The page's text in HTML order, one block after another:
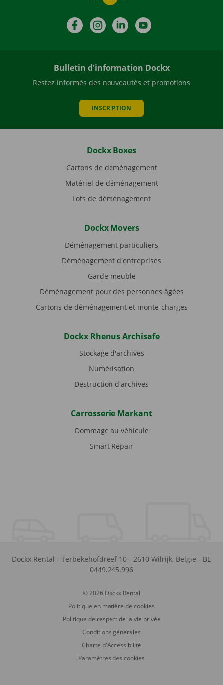
FacebookInstagramLinkedIn
Bulletin d'information Dockx
Restez informés des nouveautés et promotions
INSCRIPTION
Dockx Boxes
Cartons de déménagement
Matériel de déménagement
Lots de déménagement
Dockx Movers
Déménagement particuliers
Déménagement d'entreprises
Garde-meuble
Déménagement pour des personnes âgées
Cartons de déménagement et monte-charges
Dockx Rhenus Archisafe
Stockage d'archives
Numérisation
Destruction d'archives
Carrosserie Markant
Dommage au véhicule
Smart Repair
Dockx Rental - Terbekehofdreef 10 - 2610 Wilrijk, België - BE
0449.245.996
© 2026 Dockx Rental
Politique en matière de cookies
Politique de respect de la vie privée
Conditions générales
Charte d'Accessibilité
Paramètres des cookies